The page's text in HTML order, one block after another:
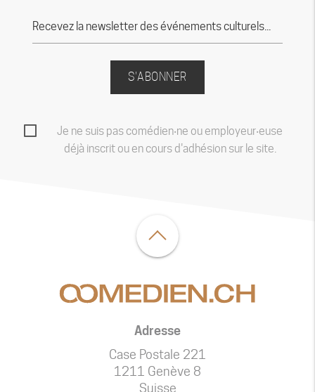
S'ABONNER
Je ne suis pas comédien‧ne ou employeur‧euse
déjà inscrit ou en cours d'adhésion sur le site.
Adresse
Case Postale 221
1211 Genève 8
Suisse